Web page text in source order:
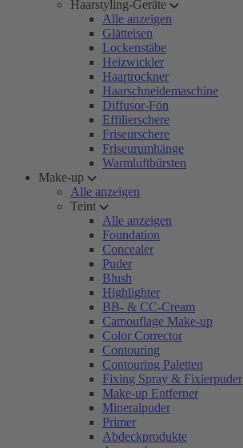
Haarstyling-Geräte
Alle anzeigen
Glätteisen
Lockenstäbe
Heizwickler
Haartrockner
Haarschneidemaschine
Diffusor-Fön
Effilierschere
Friseurschere
Friseurumhänge
Warmluftbürsten
Make-up
Alle anzeigen
Teint
Alle anzeigen
Foundation
Concealer
Puder
Blush
Highlighter
BB- & CC-Cream
Camouflage Make-up
Color Corrector
Contouring
Contouring Paletten
Fixing Spray & Fixierpuder
Make-up Entferner
Mineralpuder
Primer
Abdeckprodukte